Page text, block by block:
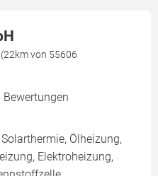
von 55606
Bewertungen
Ölheizung,
Elektroheizung,